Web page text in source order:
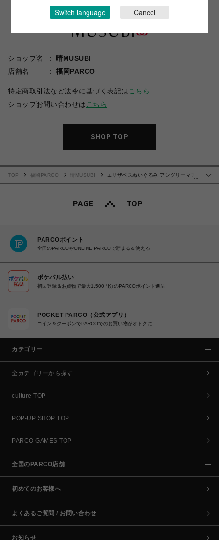
ショップ名
晴MUSUBI
店舗名
福岡PARCO
特定商取引法など法令に基づく表記は こちら
ショップお問い合わせは こちら
SHOP TOP
TOP 福岡PARCO 晴MUSUBI
エリザベスぬいぐるみ アングリーマチ
PARCOポイント
全国のPARCOやONLINE PARCOで貯まる＆使える
ポケパル払い
初回登録＆お買物で最大1,500円分のPARCOポイント進呈
POCKET PARCO（公式アプリ）
コイン＆クーポンでPARCOでのお買い物がオトクに
カテゴリー
全カテゴリーから探す
culture TOP
POP-UP SHOP TOP
PARCO GAMES TOP
全国のPARCO店舗
初めてのお客様へ
よくあるご質問 / お問い合わせ
お知らせ
Switch language Cancel